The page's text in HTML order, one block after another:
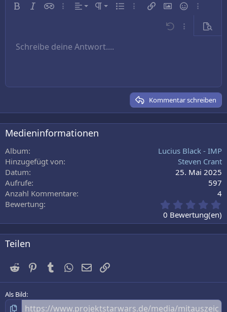
Fett KursivInline-Spoiler
Weitere…Ausrichtung
Linksbündig
Absatzformatierung
Normal
Überschrift 2
Ungeordnete Liste
Weitere…Link einfügen
Bild einfügen
SmileysWeitere…
Rückgängig
Weitere…
Schriftgröße
9
22
26
TextfarbeSchriftfamilie
Arial
Times New Roman
Trebuchet MS
Durchgestrichen
Unterstrichen
Inline-Code
Nummerierte Liste
ZitatMedienTabelle einfügen
Horizontale Linie einfügen
SpoilerCode
Wiederholen
BBCode umschalten
Formatierung entfernen
EntwürfeEntwurf speichern
Schreibe deine Antwort....
Kommentar schreiben
Medieninformationen
Album
Lucius Black - IMP
Hinzugefügt von
Steven Crant
Datum
25. Mai 2025
Aufrufe
597
Anzahl Kommentare
4
Bewertung
0
0
(
)
0 Bewertung(en)
Teilen
Reddit PinterestTumblrWhatsApp
E-Mail
Als Bild